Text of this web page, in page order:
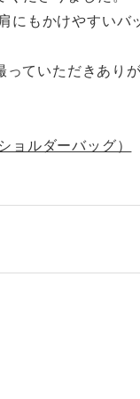
にもかけやすいバ
っていただきあり
ョルダーバッグ）